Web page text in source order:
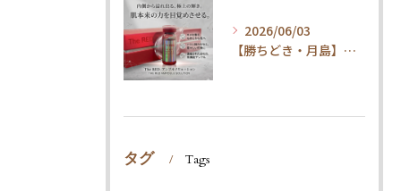
2026/06/03
【勝ちどき・月島】腹筋してもお腹が凹まない方へ。脂肪冷却＆最新技術とは
タグ Tags